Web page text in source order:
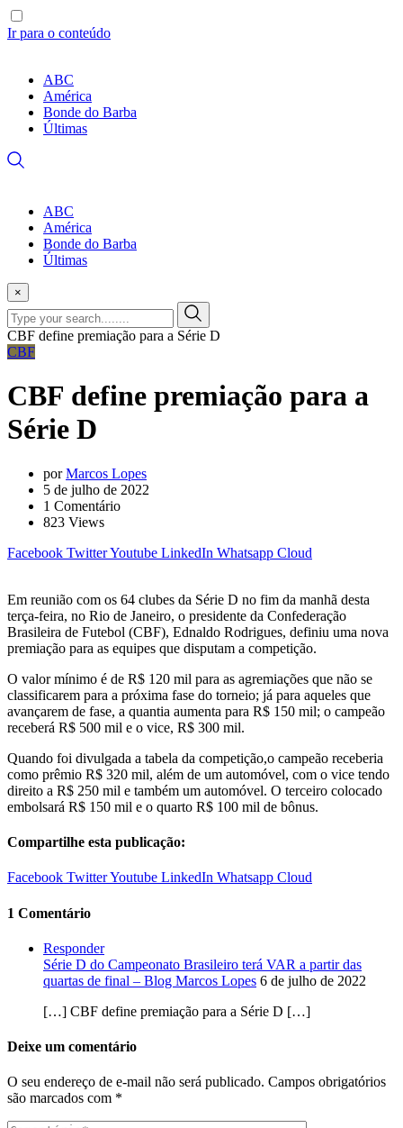
Ir para o conteúdo
ABC
América
Bonde do Barba
Últimas
ABC
América
Bonde do Barba
Últimas
×
CBF define premiação para a Série D
CBF
CBF define premiação para a
Série D
porMarcos Lopes
5 de julho de 2022
1 Comentário
823 Views
Facebook TwitterYoutube LinkedIn Whatsapp Cloud
Em reunião com os 64 clubes da Série D no fim da manhã desta
terça-feira, no Rio de Janeiro, o presidente da Confederação
Brasileira de Futebol (CBF), Ednaldo Rodrigues, definiu uma nova
premiação para as equipes que disputam a competição.
O valor mínimo é de R$ 120 mil para as agremiações que não se
classificarem para a próxima fase do torneio; já para aqueles que
avançarem de fase, a quantia aumenta para R$ 150 mil; o campeão
receberá R$ 500 mil e o vice, R$ 300 mil.
Quando foi divulgada a tabela da competição,o campeão receberia
como prêmio R$ 320 mil, além de um automóvel, com o vice tendo
direito a R$ 250 mil e também um automóvel. O terceiro colocado
embolsará R$ 150 mil e o quarto R$ 100 mil de bônus.
Compartilhe esta publicação:
Facebook TwitterYoutube LinkedIn Whatsapp Cloud
1 Comentário
Responder
Série D do Campeonato Brasileiro terá VAR a partir das
quartas de final – Blog Marcos Lopes 6 de julho de 2022
[…] CBF define premiação para a Série D […]
Deixe um comentário
O seu endereço de e-mail não será publicado. Campos obrigatórios
são marcados com *